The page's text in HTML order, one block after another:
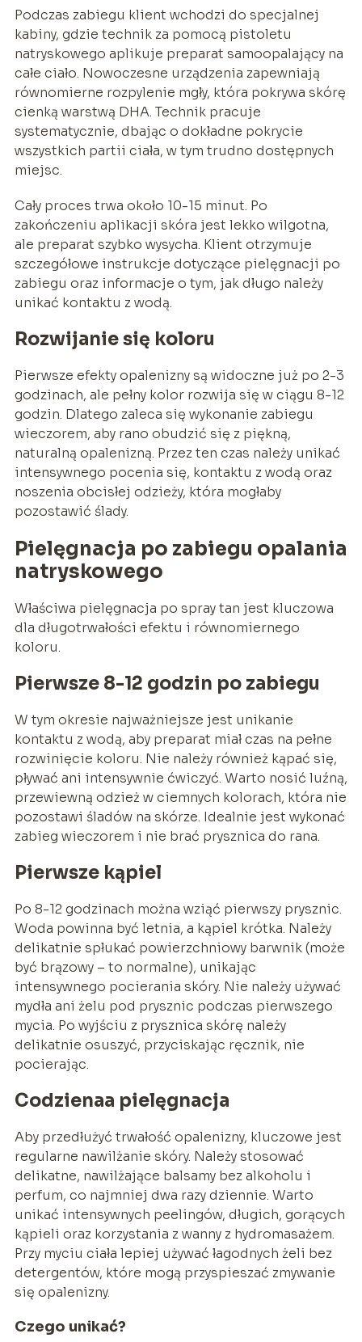
Podczas zabiegu klient wchodzi do specjalnej
kabiny, gdzie technik za pomocą pistoletu
natryskowego aplikuje preparat samoopalający na
całe ciało. Nowoczesne urządzenia zapewniają
równomierne rozpylenie mgły, która pokrywa skórę
cienką warstwą DHA. Technik pracuje
systematycznie, dbając o dokładne pokrycie
wszystkich partii ciała, w tym trudno dostępnych
miejsc.
Cały proces trwa około 10-15 minut. Po
zakończeniu aplikacji skóra jest lekko wilgotna,
ale preparat szybko wysycha. Klient otrzymuje
szczegółowe instrukcje dotyczące pielęgnacji po
zabiegu oraz informacje o tym, jak długo należy
unikać kontaktu z wodą.
Rozwijanie się koloru
Pierwsze efekty opalenizny są widoczne już po 2-3
godzinach, ale pełny kolor rozwija się w ciągu 8-12
godzin. Dlatego zaleca się wykonanie zabiegu
wieczorem, aby rano obudzić się z piękną,
naturalną opalenizną. Przez ten czas należy unikać
intensywnego pocenia się, kontaktu z wodą oraz
noszenia obcisłej odzieży, która mogłaby
pozostawić ślady.
Pielęgnacja po zabiegu opalania
natryskowego
Właściwa pielęgnacja po spray tan jest kluczowa
dla długotrwałości efektu i równomiernego
koloru.
Pierwsze 8-12 godzin po zabiegu
W tym okresie najważniejsze jest unikanie
kontaktu z wodą, aby preparat miał czas na pełne
rozwinięcie koloru. Nie należy również kąpać się,
pływać ani intensywnie ćwiczyć. Warto nosić luźną,
przewiewną odzież w ciemnych kolorach, która nie
pozostawi śladów na skórze. Idealnie jest wykonać
zabieg wieczorem i nie brać prysznica do rana.
Pierwsze kąpiel
Po 8-12 godzinach można wziąć pierwszy prysznic.
Woda powinna być letnia, a kąpiel krótka. Należy
delikatnie spłukać powierzchniowy barwnik (może
być brązowy – to normalne), unikając
intensywnego pocierania skóry. Nie należy używać
mydła ani żelu pod prysznic podczas pierwszego
mycia. Po wyjściu z prysznica skórę należy
delikatnie osuszyć, przyciskając ręcznik, nie
pocierając.
Codzienaa pielęgnacja
Aby przedłużyć trwałość opalenizny, kluczowe jest
regularne nawilżanie skóry. Należy stosować
delikatne, nawilżające balsamy bez alkoholu i
perfum, co najmniej dwa razy dziennie. Warto
unikać intensywnych peelingów, długich, gorących
kąpieli oraz korzystania z wanny z hydromasażem.
Przy myciu ciała lepiej używać łagodnych żeli bez
detergentów, które mogą przyspieszać zmywanie
się opalenizny.
Czego unikać?